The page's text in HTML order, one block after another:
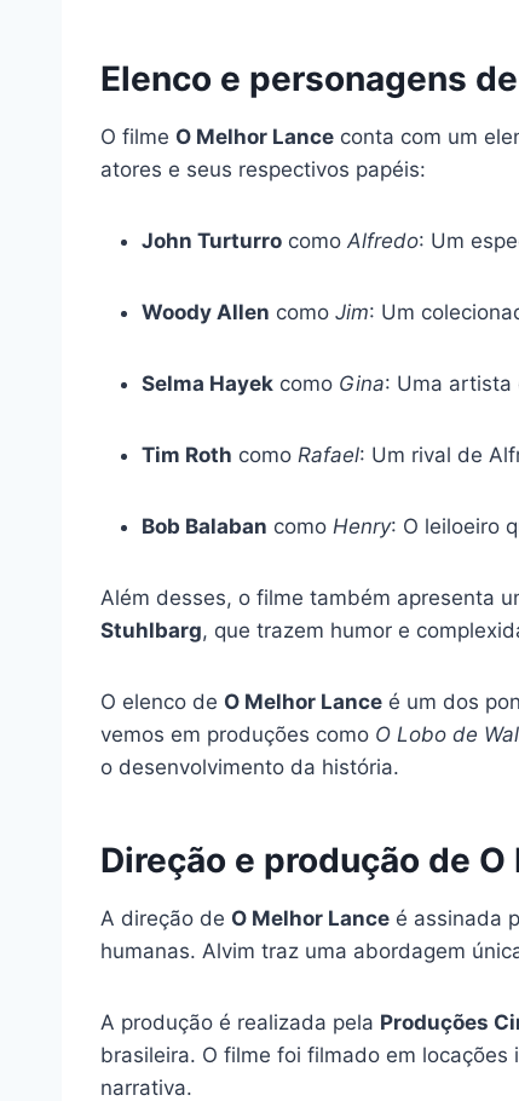
Elenco e personagens
O filme O Melhor Lance conta com um
atores e seus respectivos papéis:
John Turturro como Alfredo: Um
Woody Allen como Jim: Um
Selma Hayek como Gina: Uma artista
Tim Roth como Rafael: Um rival de
Bob Balaban como Henry: O leiloeiro
Além desses, o filme também apresenta
Stuhlbarg, que trazem humor e
O elenco de O Melhor Lance é um dos
vemos em produções como O Lobo de
o desenvolvimento da história.
Direção e produção de
A direção de O Melhor Lance é assinada
humanas. Alvim traz uma abordagem
A produção é realizada pela Produções
brasileira. O filme foi filmado em locações
narrativa.